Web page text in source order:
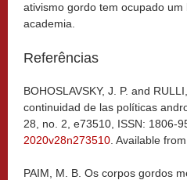
ativismo gordo tem ocupado
academia.
Referências
BOHOSLAVSKY, J. P. and
continuidad de las políticas
28, no. 2, e73510, ISSN: 1806-
2020v28n273510 . Available
PAIM, M. B. Os corpos gordos